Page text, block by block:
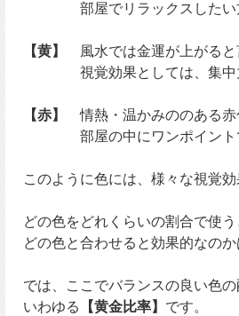
部屋でリラックスしたい方
【黄】
風水では金運が上がると
視覚効果としては、集中力
【赤】
情熱・温かみののある赤
部屋の中にワンポイントで
このように色には、様々な視覚
どの色をどれくらいの割合で使う
どの色と合わせると効果的なの
では、ここでバランスの良い色の
いわゆる
【黄金比率】 です。